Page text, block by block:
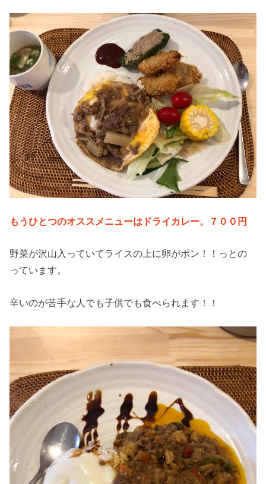
もうひとつのオススメニューはドライカレー。７００円
野菜が沢山入っていてライスの上に卵がポン！！っとの
っています。
辛いのが苦手な人でも子供でも食べられます！！